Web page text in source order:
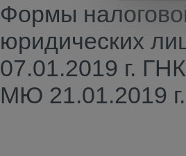
Формы
юридических
07.01.2019 г.
МЮ 21.01.2019